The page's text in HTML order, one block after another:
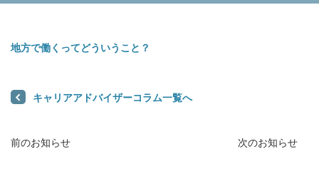
地方で働くってどういうこと？
キャリアアドバイザーコラム一覧へ
前のお知らせ 次のお知らせ